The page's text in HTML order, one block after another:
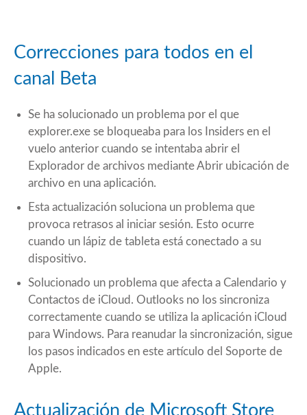
Correcciones para todos en el
canal Beta
Se ha solucionado un problema por el que
explorer.exe se bloqueaba para los Insiders en el
vuelo anterior cuando se intentaba abrir el
Explorador de archivos mediante Abrir ubicación de
archivo en una aplicación.
Esta actualización soluciona un problema que
provoca retrasos al iniciar sesión. Esto ocurre
cuando un lápiz de tableta está conectado a su
dispositivo.
Solucionado un problema que afecta a Calendario y
Contactos de iCloud. Outlooks no los sincroniza
correctamente cuando se utiliza la aplicación iCloud
para Windows. Para reanudar la sincronización, sigue
los pasos indicados en este artículo del Soporte de
Apple.
Actualización de Microsoft Store